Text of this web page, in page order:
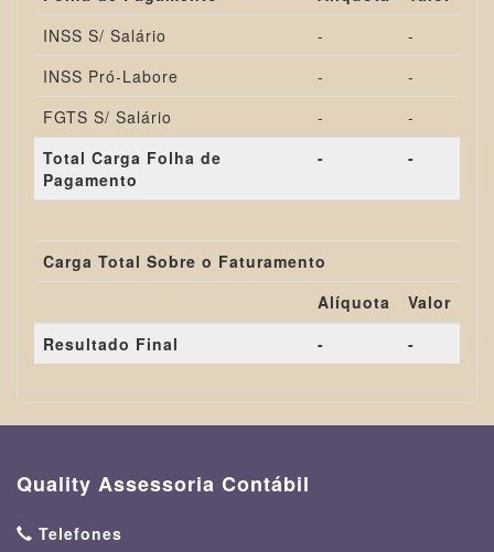
INSS S/ Salário
-
-
INSS Pró-Labore
-
-
FGTS S/ Salário
-
-
Total Carga Folha de
Pagamento
- -
Carga Total Sobre o Faturamento
Alíquota
Valor
Resultado Final
- -
Quality Assessoria Contábil
Telefones